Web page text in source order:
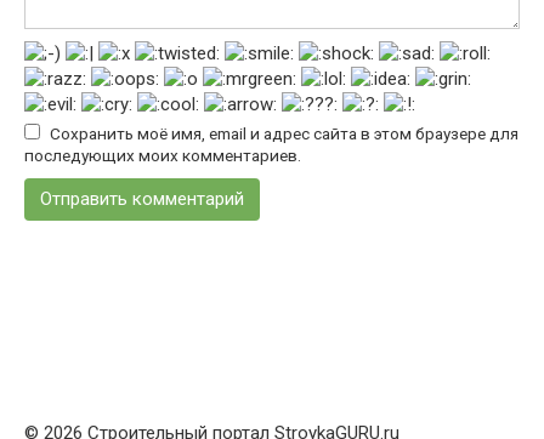
Сохранить моё имя, email и адрес сайта в этом браузере для
последующих моих комментариев.
© 2026 Строительный портал StroykaGURU.ru